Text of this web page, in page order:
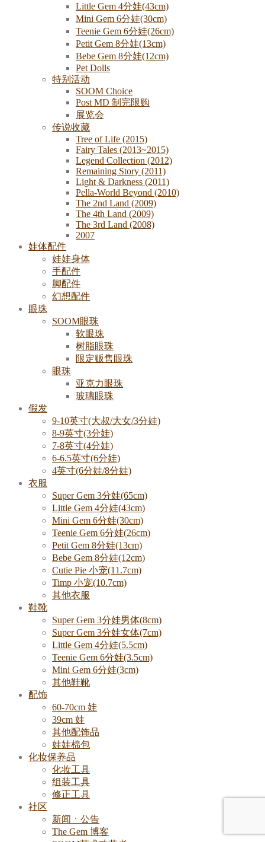
Little Gem 4分娃(43cm)
Mini Gem 6分娃(30cm)
Teenie Gem 6分娃(26cm)
Petit Gem 8分娃(13cm)
Bebe Gem 8分娃(12cm)
Pet Dolls
特别活动
SOOM Choice
Post MD 制完限购
展览会
传说收藏
Tree of Life (2015)
Fairy Tales (2013~2015)
Legend Collection (2012)
Remaining Story (2011)
Light & Darkness (2011)
Pella-World Beyond (2010)
The 2nd Land (2009)
The 4th Land (2009)
The 3rd Land (2008)
2007
娃体配件
娃娃身体
手配件
脚配件
幻想配件
眼珠
SOOM眼珠
软眼珠
树脂眼珠
限定贩售眼珠
眼珠
亚克力眼珠
玻璃眼珠
假发
9-10英寸(大叔/大女/3分娃)
8-9英寸(3分娃)
7-8英寸(4分娃)
6-6.5英寸(6分娃)
4英寸(6分娃/8分娃)
衣服
Super Gem 3分娃(65cm)
Little Gem 4分娃(43cm)
Mini Gem 6分娃(30cm)
Teenie Gem 6分娃(26cm)
Petit Gem 8分娃(13cm)
Bebe Gem 8分娃(12cm)
Cutie Pie 小宠(11.7cm)
Timp 小宠(10.7cm)
其他衣服
鞋靴
Super Gem 3分娃男体(8cm)
Super Gem 3分娃女体(7cm)
Little Gem 4分娃(5.5cm)
Teenie Gem 6分娃(3.5cm)
Mini Gem 6分娃(3cm)
其他鞋靴
配饰
60-70cm 娃
39cm 娃
其他配饰品
娃娃棉包
化妆保养品
化妆工具
组装工具
修正工具
社区
新闻ㆍ公告
The Gem 博客